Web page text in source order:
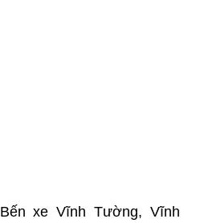
xe Vĩnh Tường, Vĩnh